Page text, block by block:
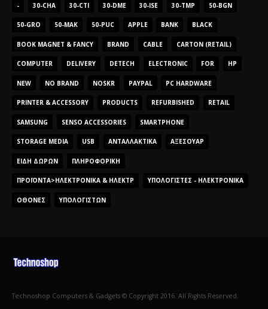
- 30-CHA 30-CTI 30-DME 30-ISE 30-TMP 50-BGN
50-GRO 50-MAK 50-PUC APPLE BANK BLACK
BOOK MAGNET & FANCY BRAND CABLE CARTON (RETAIL)
COMPUTER DELIVERY DETECH ELECTRONIC FOR HP
NEW NO BRAND NOSKR PAYPAL PC HARDWARE
PRINTER & ACCESSORY PRODUCTS REFURBISHED RETAIL
SAMSUNG SENSO ACCESSORIES SMARTPHONE
STORAGE MEDIA USB ΑΝΤΑΛΛΑΚΤΙΚΆ ΑΞΕΣΟΥΆΡ
ΕΊΔΗ ΔΏΡΩΝ ΠΛΗΡΟΦΟΡΙΚΉ
ΠΡΟΪΌΝΤΑ>ΗΛΕΚΤΡΟΝΙΚΆ & ΗΛΕΚΤΡ ΥΠΟΛΟΓΙΣΤΈΣ - ΗΛΕΚΤΡΟΝΙΚΆ
ΟΘΌΝΕΣ ΥΠΟΛΟΓΙΣΤΏΝ
Technoshop Computers & Gadgets © Copyright 2016. All Rights Reserved.